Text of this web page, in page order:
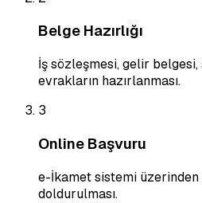
Belge Hazırlığı
İş sözleşmesi, gelir
evrakların hazırlanması.
3
Online Başvuru
e-İkamet sistemi
doldurulması.